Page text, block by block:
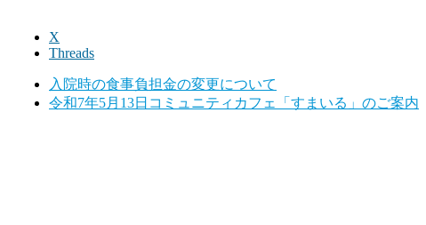
X
Threads
入院時の食事負担金の変更について
令和7年5月13日コミュニティカフェ「すまいる」のご案内